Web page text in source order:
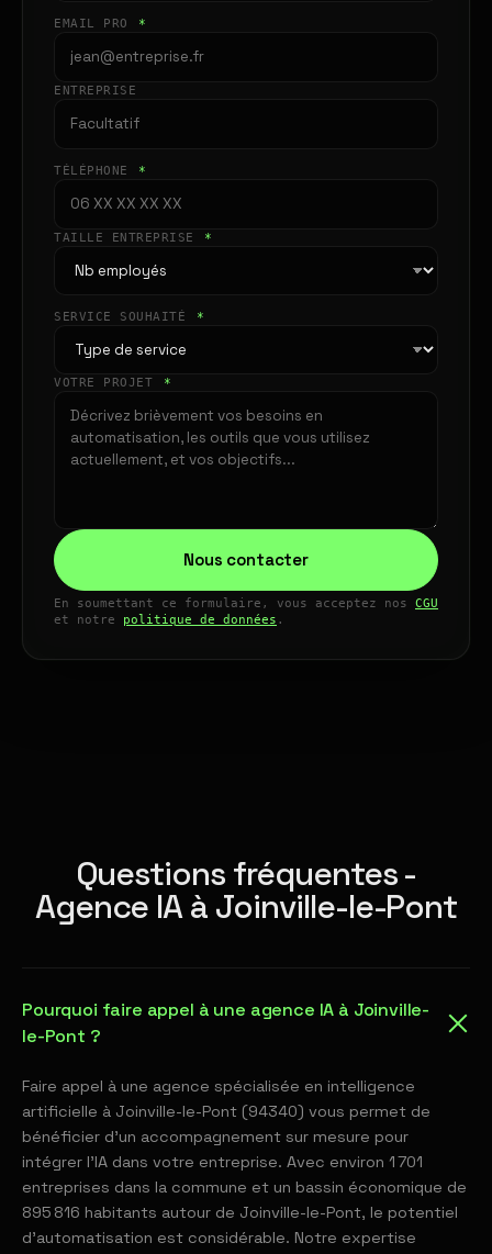
EMAIL PRO *
ENTREPRISE
TÉLÉPHONE *
TAILLE ENTREPRISE *
SERVICE SOUHAITÉ *
VOTRE PROJET *
Nous contacter
En soumettant ce formulaire, vous acceptez nos CGU
et notre politique de données .
Questions fréquentes -
Agence IA à Joinville-le-Pont
Pourquoi faire appel à une agence IA à Joinville-
le-Pont ?
Faire appel à une agence spécialisée en intelligence
artificielle à Joinville-le-Pont (94340) vous permet de
bénéficier d'un accompagnement sur mesure pour
intégrer l'IA dans votre entreprise. Avec environ 1 701
entreprises dans la commune et un bassin économique de
895 816 habitants autour de Joinville-le-Pont, le potentiel
d'automatisation est considérable. Notre expertise